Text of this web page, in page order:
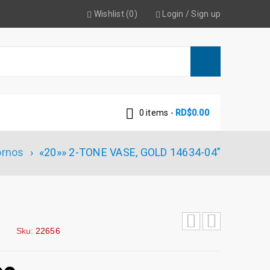
Login /Sign up
Wishlist (0)
0 items - RD$0.00
› «20»» 2-TONE VASE, GOLD 14634-04″
Sku: 22656